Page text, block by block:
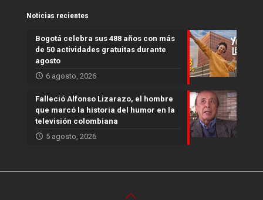
Noticias recientes
Bogotá celebra sus 488 años con más
de 50 actividades gratuitas durante
agosto
6 agosto, 2026
Falleció Alfonso Lizarazo, el hombre
que marcó la historia del humor en la
televisión colombiana
5 agosto, 2026